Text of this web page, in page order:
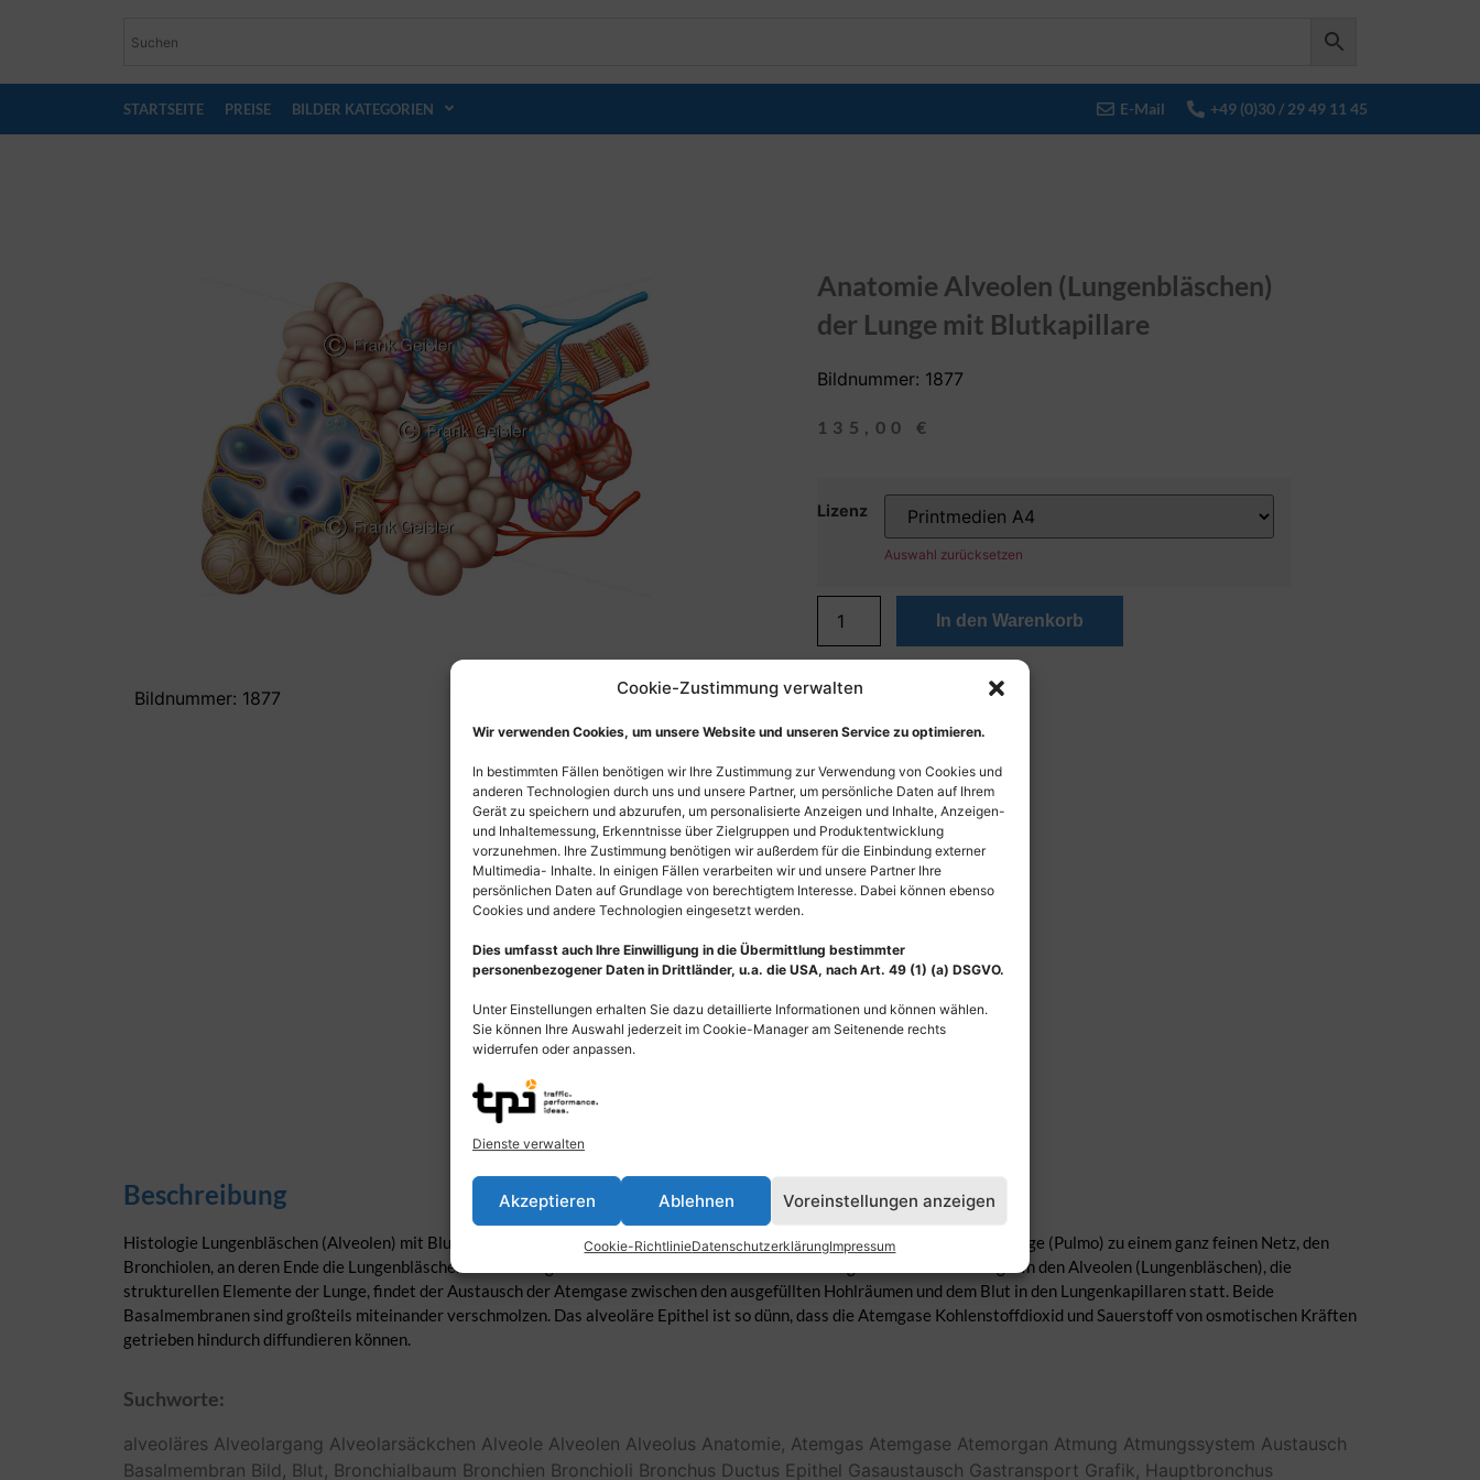
Cookie-Zustimmung verwalten
Wir verwenden Cookies, um unsere Website und unseren Service zu optimieren.
In bestimmten Fällen benötigen wir Ihre Zustimmung zur Verwendung von Cookies und
anderen Technologien durch uns und unsere Partner, um persönliche Daten auf Ihrem
Gerät zu speichern und abzurufen, um personalisierte Anzeigen und Inhalte, Anzeigen-
und Inhaltemessung, Erkenntnisse über Zielgruppen und Produktentwicklung
vorzunehmen. Ihre Zustimmung benötigen wir außerdem für die Einbindung externer
Multimedia- Inhalte. In einigen Fällen verarbeiten wir und unsere Partner Ihre
persönlichen Daten auf Grundlage von berechtigtem Interesse. Dabei können ebenso
Cookies und andere Technologien eingesetzt werden.
Dies umfasst auch Ihre Einwilligung in die Übermittlung bestimmter
personenbezogener Daten in Drittländer, u.a. die USA, nach Art. 49 (1) (a) DSGVO.
Unter Einstellungen erhalten Sie dazu detaillierte Informationen und können wählen.
Sie können Ihre Auswahl jederzeit im Cookie-Manager am Seitenende rechts
widerrufen oder anpassen.
Dienste verwalten
Akzeptieren Ablehnen Voreinstellungen anzeigen
Cookie-RichtlinieDatenschutzerklärungImpressum
STARTSEITE PREISE BILDER KATEGORIEN E-Mail +49 (0)30 / 29 49 11 45
Bildnummer: 1877
Anatomie Alveolen (Lungenbläschen)
der Lunge mit Blutkapillare
Bildnummer: 1877
135,00 €
Lizenz
Auswahl zurücksetzen
In den Warenkorb
Beschreibung
Histologie Lungenbläschen (Alveolen) mit Blutkapillaren in der Lunge. Die Luftwege, die Bronchien, verzweigen sich in der Lunge (Pulmo) zu einem ganz feinen Netz, den
Bronchiolen, an deren Ende die Lungenbläschen sitzen. Lungenbläschen sind die kleinsten Verästelungen unserer Atemwege. In den Alveolen (Lungenbläschen), die
strukturellen Elemente der Lunge, findet der Austausch der Atemgase zwischen den ausgefüllten Hohlräumen und dem Blut in den Lungenkapillaren statt. Beide
Basalmembranen sind großteils miteinander verschmolzen. Das alveoläre Epithel ist so dünn, dass die Atemgase Kohlenstoffdioxid und Sauerstoff von osmotischen Kräften
getrieben hindurch diffundieren können.
Suchworte:
alveoläres Alveolargang Alveolarsäckchen Alveole Alveolen Alveolus Anatomie, Atemgas Atemgase Atemorgan Atmung Atmungssystem Austausch
Basalmembran Bild, Blut, Bronchialbaum Bronchien Bronchioli Bronchus Ductus Epithel Gasaustausch Gastransport Grafik, Hauptbronchus